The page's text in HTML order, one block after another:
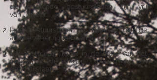
de zetelende bestuursleden zijn vrij
van lidgeld.
Ieder bestuurslid en lid, moet een geldige
autoverzekering hebben.
Elk bestuurslid moet in de mate van het
mogelijke de leden met raad en
daad bijstaan.